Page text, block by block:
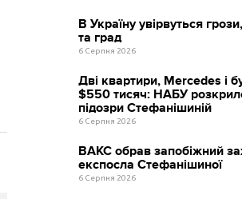
В Україну увірвуться
та град
6 Серпня 2026
Дві квартири, Mercedes і
$550 тисяч: НАБУ
підозри Стефанішиній
6 Серпня 2026
ВАКС обрав запобіжний
експосла Стефанішиної
6 Серпня 2026